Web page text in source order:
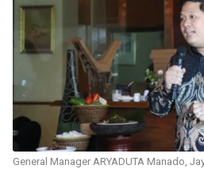
General Manager ARYADUTA Manado,